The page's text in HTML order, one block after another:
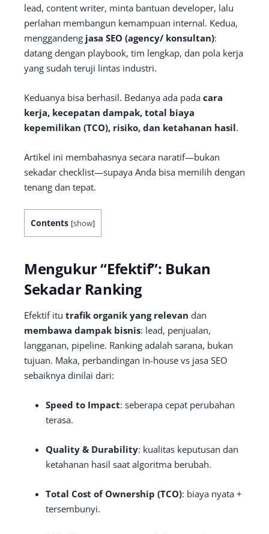
lead, content writer, minta bantuan developer, lalu
perlahan membangun kemampuan internal. Kedua,
menggandeng jasa SEO (agency/ konsultan):
datang dengan playbook, tim lengkap, dan pola kerja
yang sudah teruji lintas industri.
Keduanya bisa berhasil. Bedanya ada pada cara
kerja, kecepatan dampak, total biaya
kepemilikan (TCO), risiko, dan ketahanan hasil.
Artikel ini membahasnya secara naratif—bukan
sekadar checklist—supaya Anda bisa memilih dengan
tenang dan tepat.
Contents [show]
Mengukur “Efektif”: Bukan
Sekadar Ranking
Efektif itu trafik organik yang relevan dan
membawa dampak bisnis: lead, penjualan,
langganan, pipeline. Ranking adalah sarana, bukan
tujuan. Maka, perbandingan in-house vs jasa SEO
sebaiknya dinilai dari:
Speed to Impact: seberapa cepat perubahan
terasa.
Quality & Durability: kualitas keputusan dan
ketahanan hasil saat algoritma berubah.
Total Cost of Ownership (TCO): biaya nyata +
tersembunyi.